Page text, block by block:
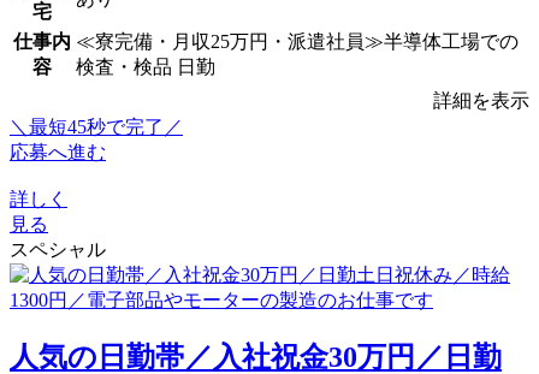
宅
仕事内
容
≪寮完備・月収25万円・派遣社員≫半導体工場での
検査・検品 日勤
詳細を表示
＼最短45秒で完了／
応募へ進む
詳しく
見る
スペシャル
人気の日勤帯／入社祝金30万円／日勤